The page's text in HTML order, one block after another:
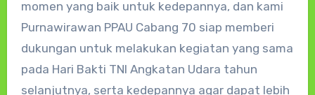
momen yang baik untuk kedepannya, dan kami
Purnawirawan PPAU Cabang 70 siap memberi
dukungan untuk melakukan kegiatan yang sama
pada Hari Bakti TNI Angkatan Udara tahun
selanjutnya, serta kedepannya agar dapat lebih